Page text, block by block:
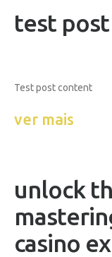
test
Test post content
ver mais
unlock
casino